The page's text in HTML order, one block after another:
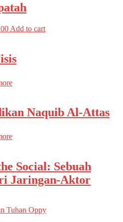
Add to cart
Naquib Al-Attas
Social: Sebuah
Jaringan-Aktor